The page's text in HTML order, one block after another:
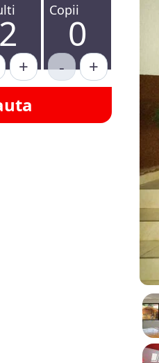
2
+
Copii
0
-
+